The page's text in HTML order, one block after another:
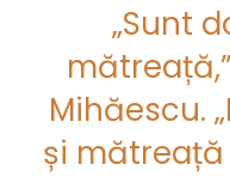
„Sunt
Mihăescu.
și